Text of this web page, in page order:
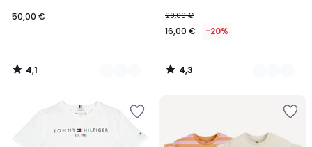
50,00 €
4,1
/
20,00 €
16,00 € -20%
4,3
/